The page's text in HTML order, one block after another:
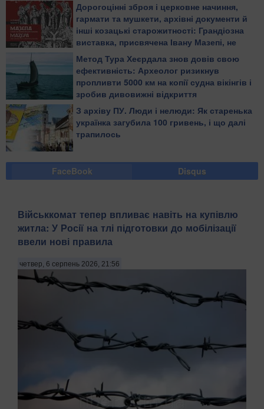
Дорогоцінні зброя і церковне начиння,
гармати та мушкети, архівні документи й
інші козацькі старожитності: Грандіозна
виставка, присвячена Івану Мазепі, не
залишає відвідувачів байдужими
Метод Тура Хеєрдала знов довів свою
ефективність: Археолог ризикнув
пропливти 5000 км на копії судна вікінгів і
зробив дивовижні відкриття
З архіву ПУ. Люди і нелюди: Як старенька
українка загубила 100 гривень, і що далі
трапилось
FaceBook Disqus
Військкомат тепер впливає навіть на купівлю
житла: У Росії на тлі підготовки до мобілізації
ввели нові правила
четвер, 6 серпень 2026, 21:56